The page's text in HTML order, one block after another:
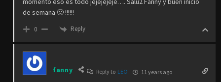
de semana 🙂 !!!!!!
0 Reply
fanny Reply to LEO 11 years ago